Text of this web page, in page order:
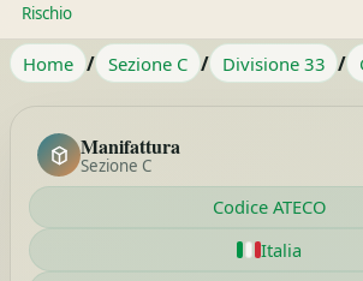
Rischio
Home / Sezione C / Divisione 33 /
Manifattura
Sezione C
Codice ATECO
Italia